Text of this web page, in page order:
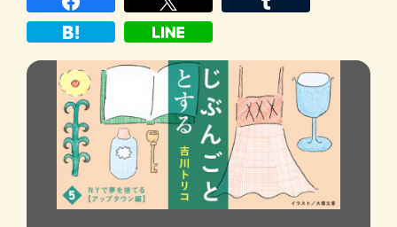
くる原稿でも最近よく見かけるのだが、そ
のたびに為念を入れると、ほとんどの人が